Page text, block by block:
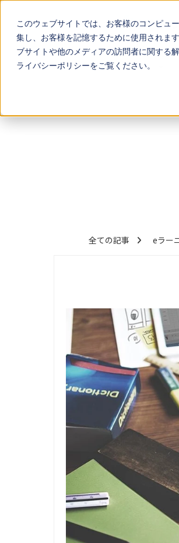
このウェブサイトでは、お客様のコンピュ
集し、お客様を記憶するために使用されま
ブサイトや他のメディアの訪問者に関する
ライバシーポリシーをご覧ください。
サービス
全ての記事 eラー